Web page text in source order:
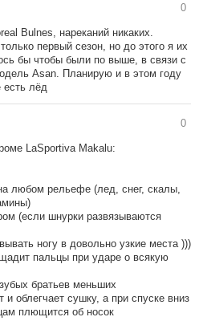
0
Bulnes, нареканий никаких.
первый сезон, но до этого я их
бы чтобы были по выше, в связи с
Asan. Планирую и в этом году
есть лёд
0
LaSportiva Makalu:
любом рельефе (лед, снег, скалы,
(если шнурки развязываются
ногу в довольно узкие места )))
пальцы при ударе о всякую
братьев меньших
облегчает сушку, а при спуске вниз
плющится об носок